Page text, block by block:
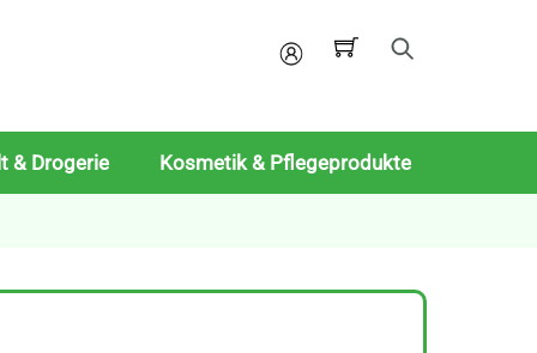
Mein
& Drogerie Kosmetik & Pflegeprodukte